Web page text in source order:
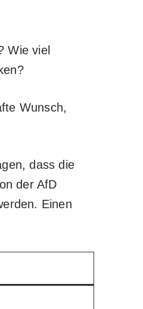
Wie viel
Wunsch,
dass die
der AfD
Einen